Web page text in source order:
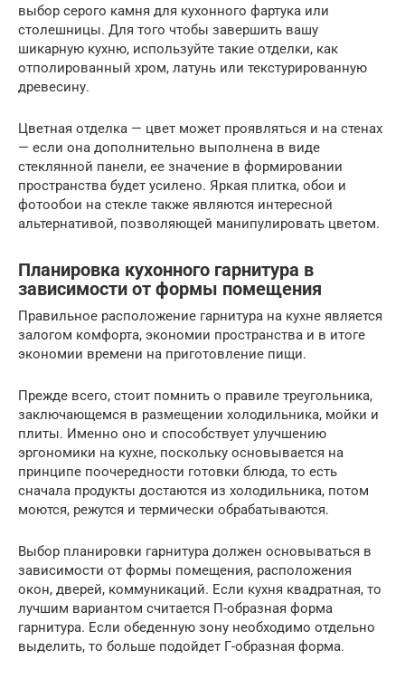
выбор серого камня для кухонного фартука или
столешницы. Для того чтобы завершить вашу
шикарную кухню, используйте такие отделки, как
отполированный хром, латунь или текстурированную
древесину.
Цветная отделка — цвет может проявляться и на стенах
— если она дополнительно выполнена в виде
стеклянной панели, ее значение в формировании
пространства будет усилено. Яркая плитка, обои и
фотообои на стекле также являются интересной
альтернативой, позволяющей манипулировать цветом.
Планировка кухонного гарнитура в
зависимости от формы помещения
Правильное расположение гарнитура на кухне является
залогом комфорта, экономии пространства и в итоге
экономии времени на приготовление пищи.
Прежде всего, стоит помнить о правиле треугольника,
заключающемся в размещении холодильника, мойки и
плиты. Именно оно и способствует улучшению
эргономики на кухне, поскольку основывается на
принципе поочередности готовки блюда, то есть
сначала продукты достаются из холодильника, потом
моются, режутся и термически обрабатываются.
Выбор планировки гарнитура должен основываться в
зависимости от формы помещения, расположения
окон, дверей, коммуникаций. Если кухня квадратная, то
лучшим вариантом считается П-образная форма
гарнитура. Если обеденную зону необходимо отдельно
выделить, то больше подойдет Г-образная форма.